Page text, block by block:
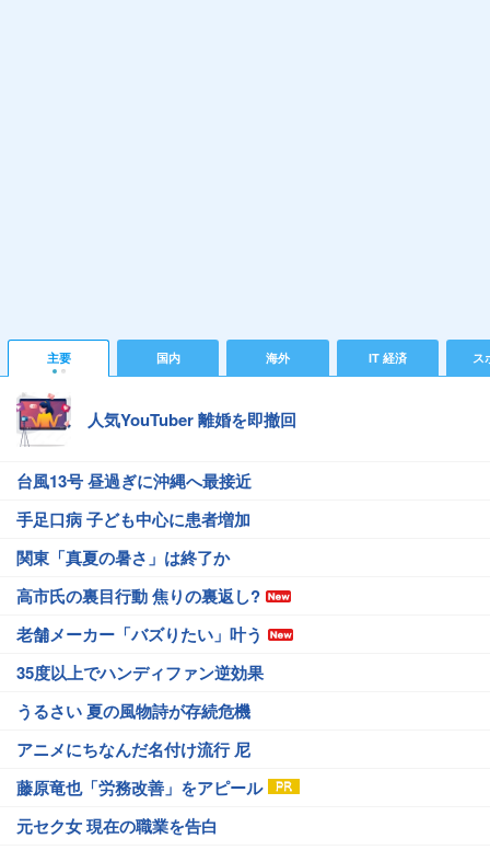
主要 国内 海外 IT 経済 ス
人気YouTuber 離婚を即撤回
台風13号 昼過ぎに沖縄へ最接近
手足口病 子ども中心に患者増加
関東「真夏の暑さ」は終了か
高市氏の裏目行動 焦りの裏返し?
老舗メーカー「バズりたい」叶う
35度以上でハンディファン逆効果
うるさい 夏の風物詩が存続危機
アニメにちなんだ名付け流行 尼
藤原竜也「労務改善」をアピール
元セク女 現在の職業を告白